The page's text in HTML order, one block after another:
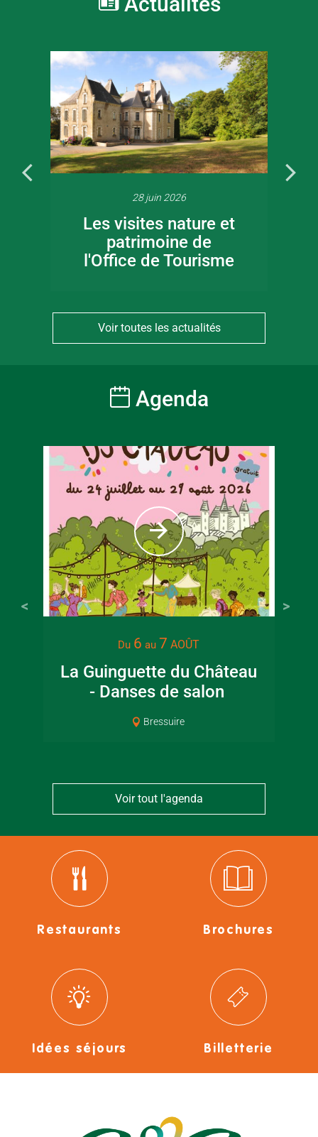
28 juin 2026
Les visites nature et
patrimoine de
l'Office de Tourisme
Voir toutes les actualités
Agenda
Du 6 au 7 AOÛT
La Guinguette du Château
- Danses de salon
Bressuire
Voir tout l'agenda
Restaurants Brochures
Idées séjours Billetterie